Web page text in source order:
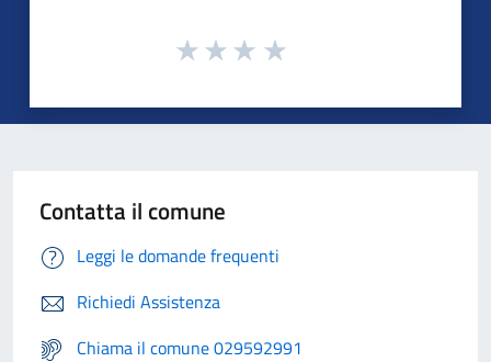
Contatta il comune
Leggi le domande frequenti
Richiedi Assistenza
Chiama il comune 029592991